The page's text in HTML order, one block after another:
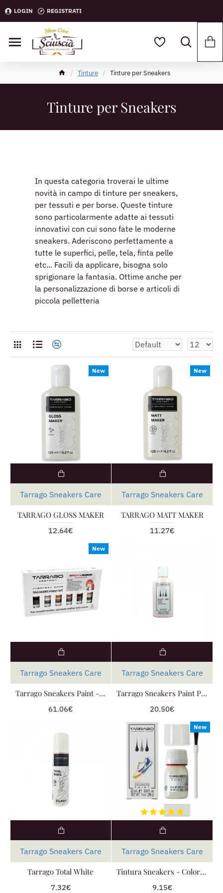
LOGIN REGISTRATI
Tinture Tinture per Sneakers
Tinture per Sneakers
In questa categoria troverai le ultime
novità in campo di tinture per sneakers,
per tessuti e per borse. Queste tinture
sono particolarmente adatte ai tessuti
innovativi con cui sono fate le moderne
sneakers. Aderiscono perfettamente a
tutte le superfici, pelle, tela, finta pelle
etc... Facili da applicare, bisogna solo
sprigionare la fantasia. Ottime anche per
la personalizzazione di borse e articoli di
piccola pelletteria
New
Tarrago Sneakers Care
TARRAGO GLOSS MAKER
12.64€
New
Tarrago Sneakers Care
TARRAGO MATT MAKER
11.27€
New
Tarrago Sneakers Care
Tarrago Sneakers Paint - Manga Kit
61.06€
Tarrago Sneakers Care
Tarrago Sneakers Paint Pastello 125ml
20.50€
Tarrago Sneakers Care
Tarrago Total White
7.32€
New
Tarrago Sneakers Care
Tintura Sneakers - Colore 0
9.15€